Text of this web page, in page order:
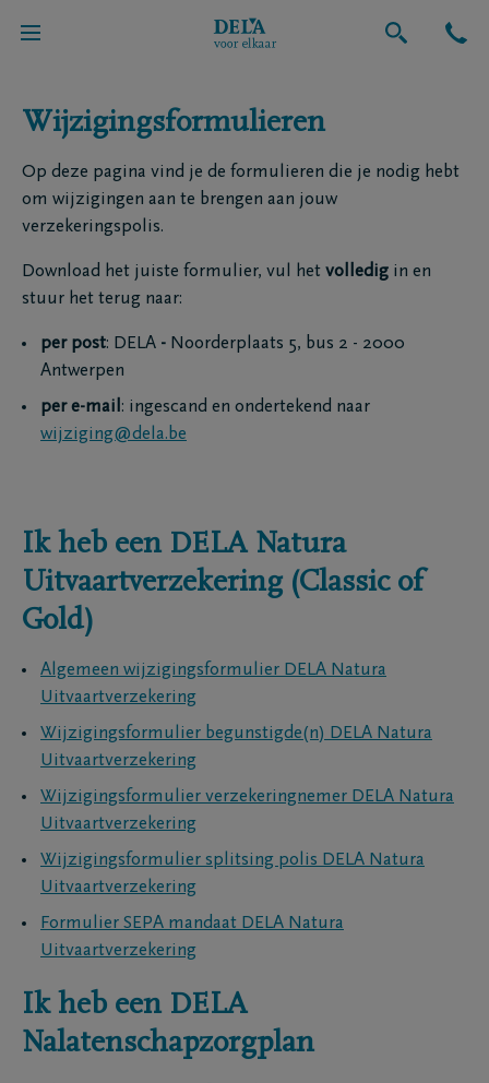
MijnDELA
Wijzigingsformulieren
Op deze pagina vind je de formulieren die je nodig hebt
om wijzigingen aan te brengen aan jouw
verzekeringspolis.
Download het juiste formulier, vul het volledig in en
stuur het terug naar:
per post: DELA - Noorderplaats 5, bus 2 - 2000
Antwerpen
per e-mail: ingescand en ondertekend naar
wijziging@dela.be
Ik heb een DELA Natura
Uitvaartverzekering (Classic of
Gold)
Algemeen wijzigingsformulier DELA Natura
Uitvaartverzekering
Wijzigingsformulier begunstigde(n) DELA Natura
Uitvaartverzekering
Wijzigingsformulier verzekeringnemer DELA Natura
Uitvaartverzekering
Wijzigingsformulier splitsing polis DELA Natura
Uitvaartverzekering
Formulier SEPA mandaat DELA Natura
Uitvaartverzekering
Ik heb een DELA
Nalatenschapzorgplan